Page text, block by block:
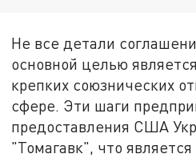
Не все детали
основной целью
крепких союзнических
сфере. Эти шаги
предоставления США
"Томагавк", что